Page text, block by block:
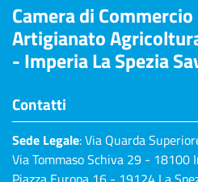
Camera di
Artigianato
- Imperia La Spezia
Contatti
Sede Legale: Via Quarda
Via Tommaso Schiva 29 - 18100